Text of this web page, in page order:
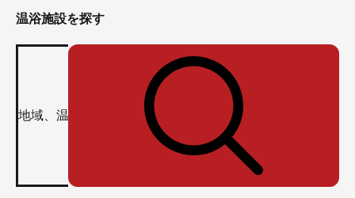
温浴施設を探す